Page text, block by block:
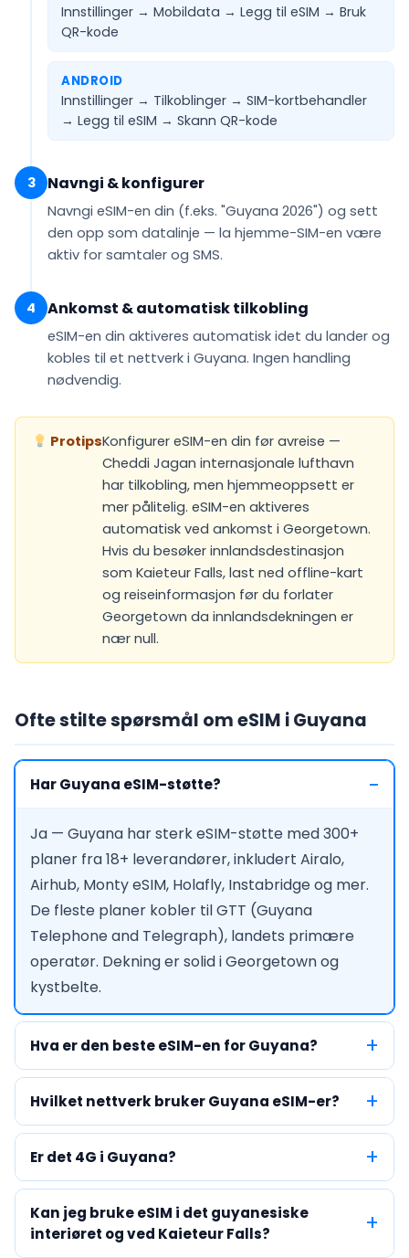
Innstillinger → Mobildata → Legg til eSIM → Bruk
QR-kode
ANDROID
Innstillinger → Tilkoblinger → SIM-kortbehandler
→ Legg til eSIM → Skann QR-kode
3 Navngi & konfigurer
Navngi eSIM-en din (f.eks. "Guyana 2026") og sett
den opp som datalinje — la hjemme-SIM-en være
aktiv for samtaler og SMS.
4 Ankomst & automatisk tilkobling
eSIM-en din aktiveres automatisk idet du lander og
kobles til et nettverk i Guyana. Ingen handling
nødvendig.
ProtipsKonfigurer eSIM-en din før avreise —
Cheddi Jagan internasjonale lufthavn
har tilkobling, men hjemmeoppsett er
mer pålitelig. eSIM-en aktiveres
automatisk ved ankomst i Georgetown.
Hvis du besøker innlandsdestinasjon
som Kaieteur Falls, last ned offline-kart
og reiseinformasjon før du forlater
Georgetown da innlandsdekningen er
nær null.
Ofte stilte spørsmål om eSIM i Guyana
Har Guyana eSIM-støtte?
Ja — Guyana har sterk eSIM-støtte med 300+
planer fra 18+ leverandører, inkludert Airalo,
Airhub, Monty eSIM, Holafly, Instabridge og mer.
De fleste planer kobler til GTT (Guyana
Telephone and Telegraph), landets primære
operatør. Dekning er solid i Georgetown og
kystbelte.
Hva er den beste eSIM-en for Guyana?
Hvilket nettverk bruker Guyana eSIM-er?
Er det 4G i Guyana?
Kan jeg bruke eSIM i det guyanesiske
interiøret og ved Kaieteur Falls?